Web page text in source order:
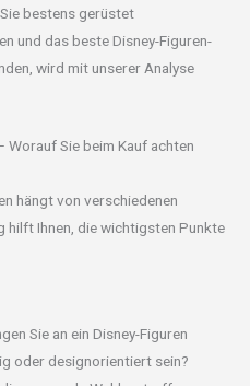
bestens gerüstet
und das beste Disney-Figuren-
wird mit unserer Analyse
Worauf Sie beim Kauf achten
hängt von verschiedenen
hilft Ihnen, die wichtigsten Punkte
Sie an ein Disney-Figuren
oder designorientiert sein?